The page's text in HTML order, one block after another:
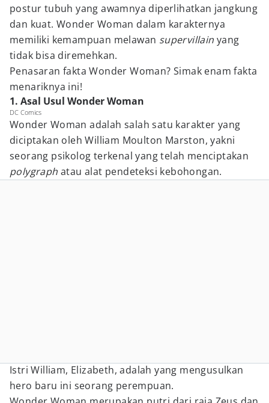
postur tubuh yang awamnya diperlihatkan jangkung
dan kuat. Wonder Woman dalam karakternya
memiliki kemampuan melawan supervillain yang
tidak bisa diremehkan.
Penasaran fakta Wonder Woman? Simak enam fakta
menariknya ini!
1. Asal Usul Wonder Woman
DC Comics
Wonder Woman adalah salah satu karakter yang
diciptakan oleh William Moulton Marston, yakni
seorang psikolog terkenal yang telah menciptakan
polygraph atau alat pendeteksi kebohongan.
Istri William, Elizabeth, adalah yang mengusulkan
hero baru ini seorang perempuan.